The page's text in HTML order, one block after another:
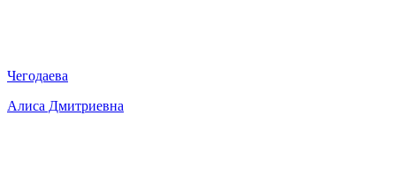
Чегодаева
Алиса Дмитриевна